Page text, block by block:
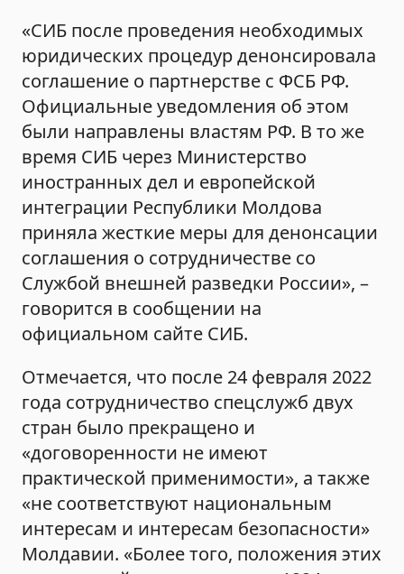
«СИБ после проведения необходимых
юридических процедур денонсировала
соглашение о партнерстве с ФСБ РФ.
Официальные уведомления об этом
были направлены властям РФ. В то же
время СИБ через Министерство
иностранных дел и европейской
интеграции Республики Молдова
приняла жесткие меры для денонсации
соглашения о сотрудничестве со
Службой внешней разведки России», –
говорится в сообщении на
официальном сайте СИБ.
Отмечается, что после 24 февраля 2022
года сотрудничество спецслужб двух
стран было прекращено и
«договоренности не имеют
практической применимости», а также
«не соответствуют национальным
интересам и интересам безопасности»
Молдавии. «Более того, положения этих